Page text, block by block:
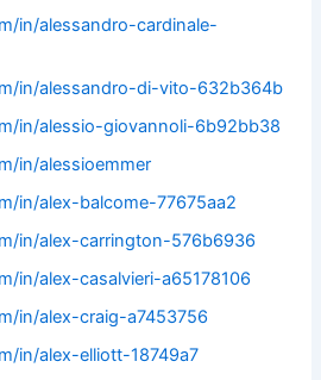
in/alessandro-cardinale-
in/alessandro-di-vito-632b364b
in/alessio-giovannoli-6b92bb38
in/alessioemmer
in/alex-balcome-77675aa2
in/alex-carrington-576b6936
in/alex-casalvieri-a65178106
in/alex-craig-a7453756
in/alex-elliott-18749a7